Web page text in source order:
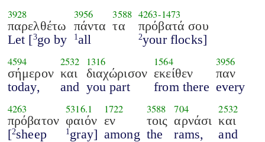
3928
παρελθέτω
Let [3go by
3956
πάντα
1 all
3588
τα
4263-1473
πρόβατά σου
2your flocks]
4594
σήμερον
today,
2532
και
and
1316
διαχώρισον
you part
1564
εκείθεν
from there
3956
παν
every
4263
πρόβατον
[2sheep
5316.1
φαιόν
1 gray]
1722
εν
among
3588
τοις
the
704
αρνάσι
rams,
2532
και
and